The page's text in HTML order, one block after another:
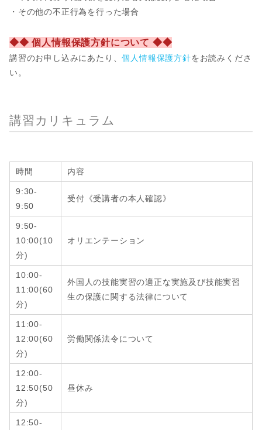
・その他の不正行為を行った場合
◆◆ 個人情報保護方針について ◆◆
講習のお申し込みにあたり、個人情報保護方針をお読みくださ
い。
講習カリキュラム
時間 内容
9:30-
9:50
受付《受講者の本人確認》
9:50-
10:00(10
分)
オリエンテーション
10:00-
11:00(60
分)
外国人の技能実習の適正な実施及び技能実習
生の保護に関する法律について
11:00-
12:00(60
分)
労働関係法令について
12:00-
12:50(50
分)
昼休み
12:50-